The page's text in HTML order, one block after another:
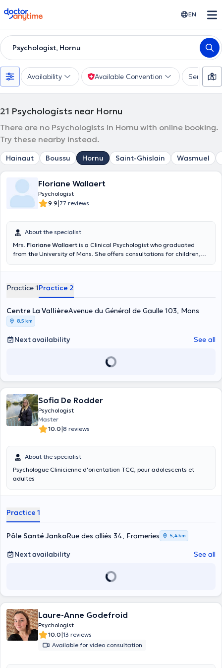
doctoranytime EN
Psychologist, Hornu
Availability Available Convention Services
21 Psychologists near Hornu
There are no Psychologists in Hornu with online booking.
Try these nearby instead.
Hainaut Boussu Hornu Saint-Ghislain Wasmuel
Floriane Wallaert
Psychologist
9.9|77 reviews
About the specialist
Mrs. Floriane Wallaert is a Clinical Psychologist who graduated
from the University of Mons. She offers consultations for children,
located in Mons, as well as at the Tertre clinic or at the Centre
you.
Practice 1Practice 2
Centre La VallièreAvenue du Général de Gaulle 103, Mons
8,5 km
Next availability See all
Sofia De Rodder
Psychologist
Master
10.0|8 reviews
About the specialist
Psychologue Clinicienne d'orientation TCC, pour adolescents et
adultes
Practice 1
Pôle Santé JankoRue des alliés 34, Frameries 5,4 km
Next availability See all
Laure-Anne Godefroid
Psychologist
10.0|13 reviews
Available for video consultation